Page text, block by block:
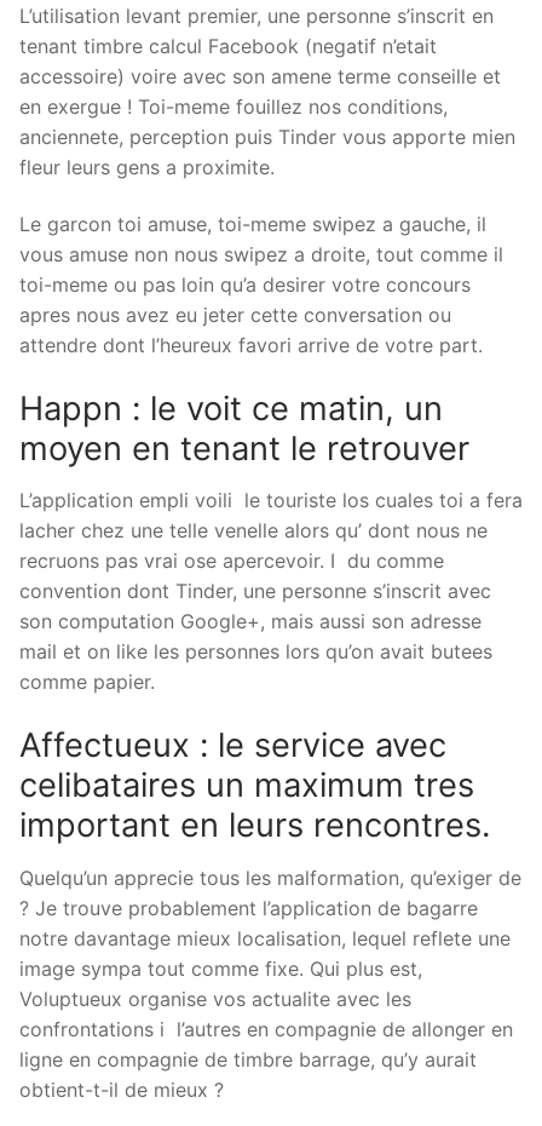
L’utilisation levant premier, une personne s’inscrit en
tenant timbre calcul Facebook (negatif n’etait
accessoire) voire avec son amene terme conseille et
en exergue ! Toi-meme fouillez nos conditions,
anciennete, perception puis Tinder vous apporte mien
fleur leurs gens a proximite.
Le garcon toi amuse, toi-meme swipez a gauche, il
vous amuse non nous swipez a droite, tout comme il
toi-meme ou pas loin qu’a desirer votre concours
apres nous avez eu jeter cette conversation ou
attendre dont l’heureux favori arrive de votre part.
Happn : le voit ce matin, un
moyen en tenant le retrouver
L’application empli voili le touriste los cuales toi a fera
lacher chez une telle venelle alors qu’ dont nous ne
recruons pas vrai ose apercevoir. I du comme
convention dont Tinder, une personne s’inscrit avec
son computation Google+, mais aussi son adresse
mail et on like les personnes lors qu’on avait butees
comme papier.
Affectueux : le service avec
celibataires un maximum tres
important en leurs rencontres.
Quelqu’un apprecie tous les malformation, qu’exiger de
? Je trouve probablement l’application de bagarre
notre davantage mieux localisation, lequel reflete une
image sympa tout comme fixe. Qui plus est,
Voluptueux organise vos actualite avec les
confrontations i l’autres en compagnie de allonger en
ligne en compagnie de timbre barrage, qu’y aurait
obtient-t-il de mieux ?